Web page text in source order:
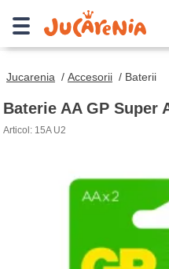
Jucarenia / Accesorii / Baterii
Baterie AA GP Super
Articol: 15A U2